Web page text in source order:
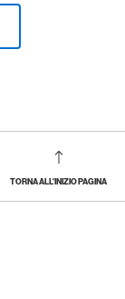
TORNA ALL'INIZIO PAGINA